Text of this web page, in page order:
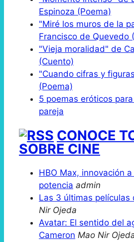
Espinoza (Poema)
"Miré los muros de la
Francisco de Quevedo
"Vieja moralidad" de
(Cuento)
"Cuando cifras y
(Poema)
5 poemas eróticos
pareja
CONOCE
SOBRE CINE
HBO Max, innovación
potencia admin
Las 3 últimas películas
Nir Ojeda
Avatar: El sentido del
Cameron Mao Nir